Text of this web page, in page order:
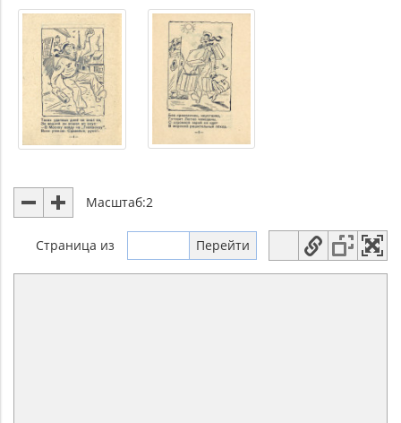
Масштаб:2
Страница из